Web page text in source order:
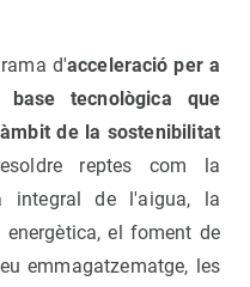
d'acceleració per a
tecnològica que
de la sostenibilitat
reptes com la
integral de l'aigua, la
el foment de
emmagatzematge, les